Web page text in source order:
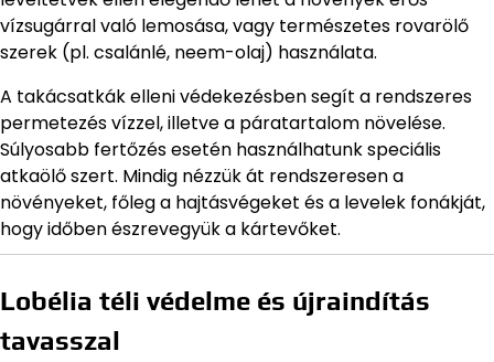
vízsugárral való lemosása, vagy természetes rovarölő
szerek (pl. csalánlé, neem-olaj) használata.
A takácsatkák elleni védekezésben segít a rendszeres
permetezés vízzel, illetve a páratartalom növelése.
Súlyosabb fertőzés esetén használhatunk speciális
atkaölő szert. Mindig nézzük át rendszeresen a
növényeket, főleg a hajtásvégeket és a levelek fonákját,
hogy időben észrevegyük a kártevőket.
Lobélia téli védelme és újraindítás
tavasszal